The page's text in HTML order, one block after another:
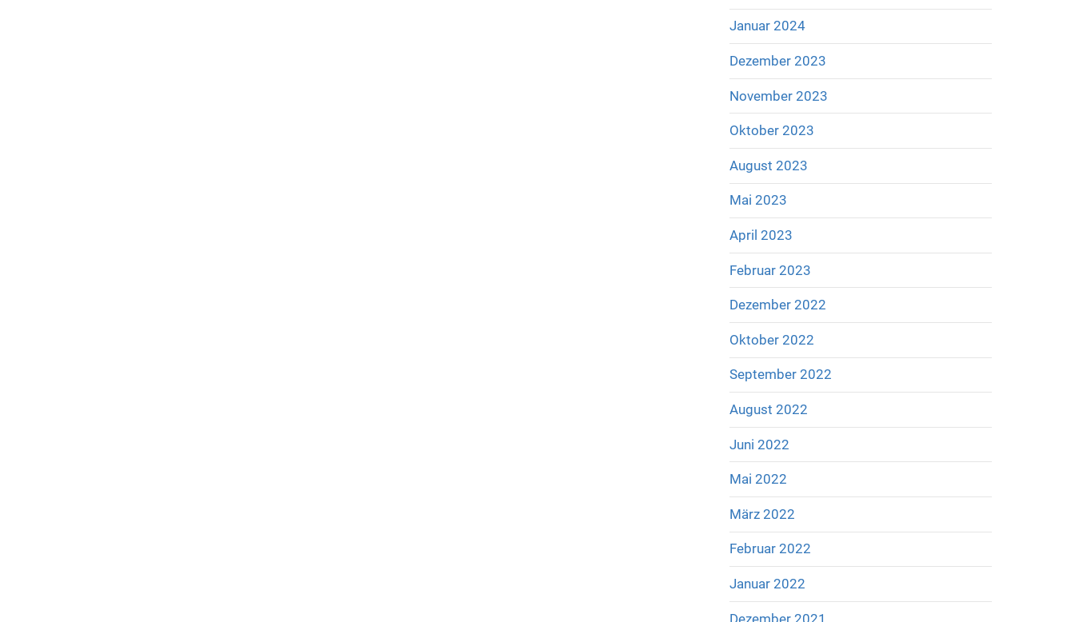
Januar 2024
Dezember 2023
November 2023
Oktober 2023
August 2023
Mai 2023
April 2023
Februar 2023
Dezember 2022
Oktober 2022
September 2022
August 2022
Juni 2022
Mai 2022
März 2022
Februar 2022
Januar 2022
Dezember 2021